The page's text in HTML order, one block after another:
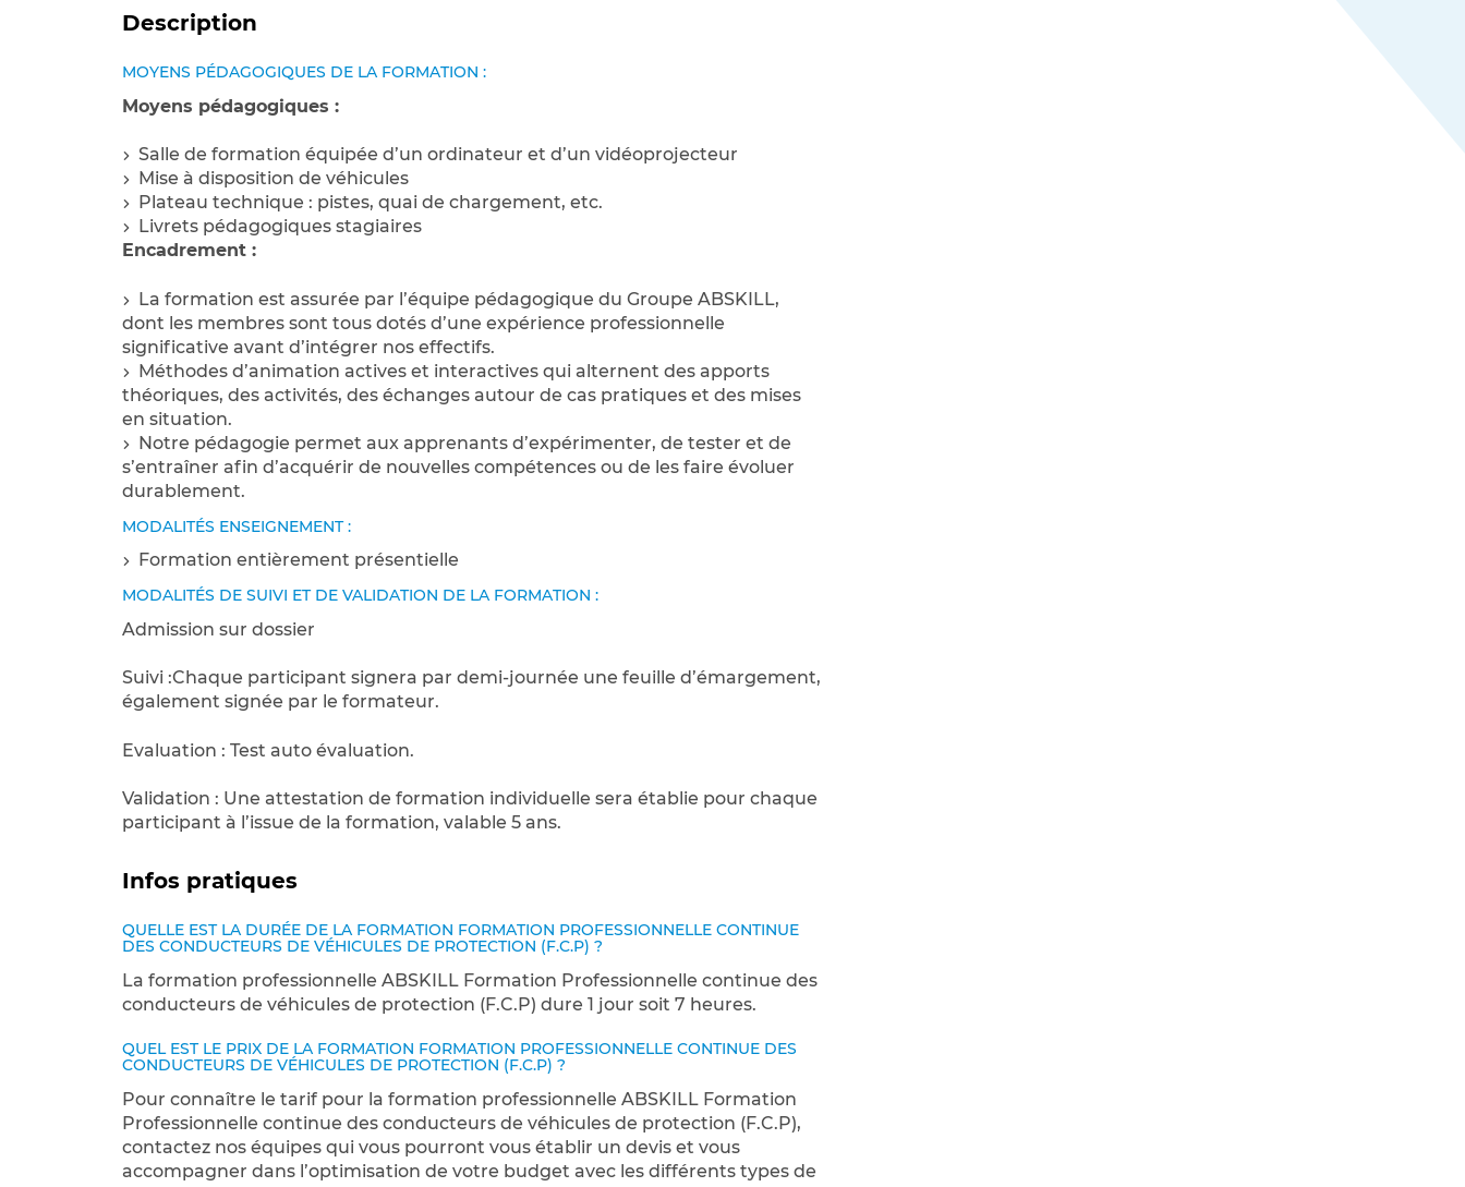
Description
MOYENS PÉDAGOGIQUES DE LA FORMATION :
Moyens pédagogiques :
Salle de formation équipée d’un ordinateur et d’un vidéoprojecteur
Mise à disposition de véhicules
Plateau technique : pistes, quai de chargement, etc.
Livrets pédagogiques stagiaires
Encadrement :
La formation est assurée par l’équipe pédagogique du Groupe ABSKILL,
dont les membres sont tous dotés d’une expérience professionnelle
significative avant d’intégrer nos effectifs.
Méthodes d’animation actives et interactives qui alternent des apports
théoriques, des activités, des échanges autour de cas pratiques et des mises
en situation.
Notre pédagogie permet aux apprenants d’expérimenter, de tester et de
s’entraîner afin d’acquérir de nouvelles compétences ou de les faire évoluer
durablement.
MODALITÉS ENSEIGNEMENT :
Formation entièrement présentielle
MODALITÉS DE SUIVI ET DE VALIDATION DE LA FORMATION :
Admission sur dossier
Suivi :Chaque participant signera par demi-journée une feuille d’émargement,
également signée par le formateur.
Evaluation : Test auto évaluation.
Validation : Une attestation de formation individuelle sera établie pour chaque
participant à l’issue de la formation, valable 5 ans.
Infos pratiques
QUELLE EST LA DURÉE DE LA FORMATION FORMATION PROFESSIONNELLE CONTINUE
DES CONDUCTEURS DE VÉHICULES DE PROTECTION (F.C.P) ?
La formation professionnelle ABSKILL Formation Professionnelle continue des
conducteurs de véhicules de protection (F.C.P) dure 1 jour soit 7 heures.
QUEL EST LE PRIX DE LA FORMATION FORMATION PROFESSIONNELLE CONTINUE DES
CONDUCTEURS DE VÉHICULES DE PROTECTION (F.C.P) ?
Pour connaître le tarif pour la formation professionnelle ABSKILL Formation
Professionnelle continue des conducteurs de véhicules de protection (F.C.P),
contactez nos équipes qui vous pourront vous établir un devis et vous
accompagner dans l’optimisation de votre budget avec les différents types de